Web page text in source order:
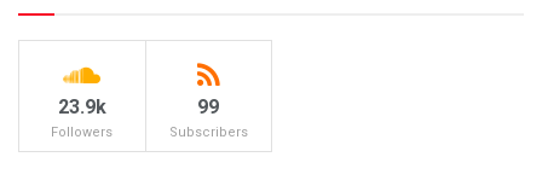
23.9k
Followers
99
Subscribers